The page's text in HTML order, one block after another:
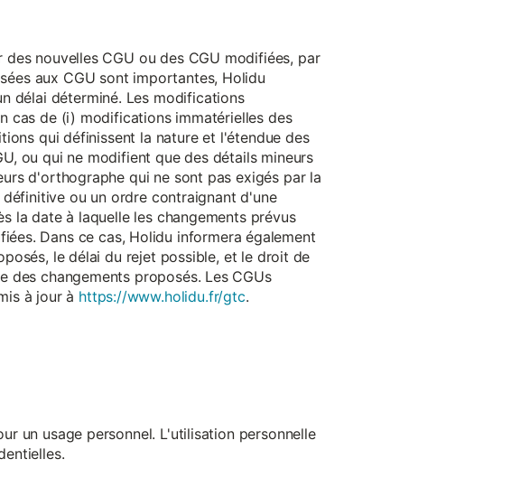
nouvelles CGU ou des CGU modifiées, par
aux CGU sont importantes, Holidu
délai déterminé. Les modifications
cas de (i) modifications immatérielles des
qui définissent la nature et l'étendue des
ou qui ne modifient que des détails mineurs
d'orthographe qui ne sont pas exigés par la
ou un ordre contraignant d'une
la date à laquelle les changements prévus
Dans ce cas, Holidu informera également
le délai du rejet possible, et le droit de
changements proposés. Les CGUs
à jour à https://www.holidu.fr/gtc.
un usage personnel. L'utilisation personnelle